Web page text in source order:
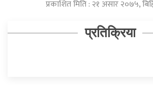
प्रकाशित मिति : २१ असार २०७५,
प्रतिक्रिया